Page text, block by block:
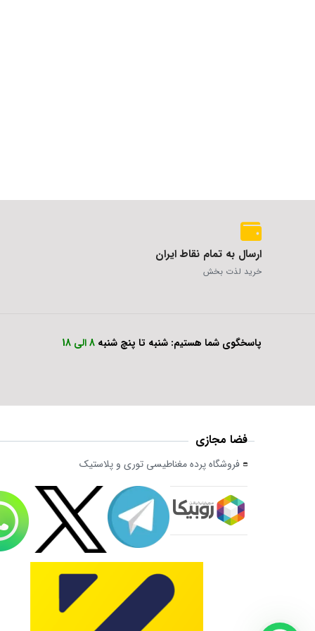
ارسال به تمام نقاط ایران
خرید لذت بخش
پاسخگوی شما هستیم: شنبه تا پنچ شنبه 8 الی 18
فضا مجازی
فروشگاه پرده مغناطیسی توری و پلاستیک